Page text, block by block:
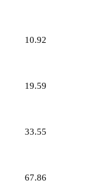
10.92
19.59
33.55
67.86